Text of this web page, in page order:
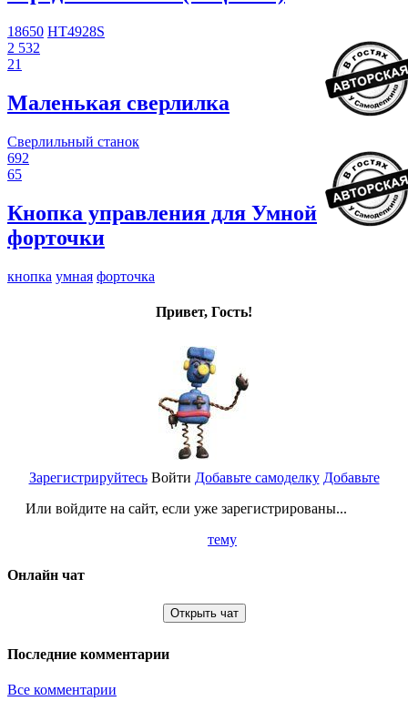
18650 HT4928S
2 532
21
Маленькая сверлилка
Сверлильный станок
692
65
Кнопка управления для Умной
форточки
кнопка умная форточка
Привет, Гость!
Зарегистрируйтесь
Или войдите на сайт, если уже зарегистрированы...
Войти Добавьте самоделку Добавьте
тему
Онлайн чат
Открыть чат
Последние комментарии
Все комментарии